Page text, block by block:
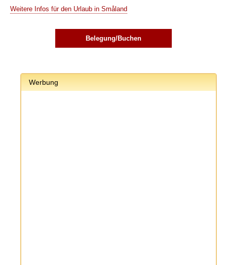
Weitere Infos für den Urlaub in Småland
Belegung/Buchen
Werbung